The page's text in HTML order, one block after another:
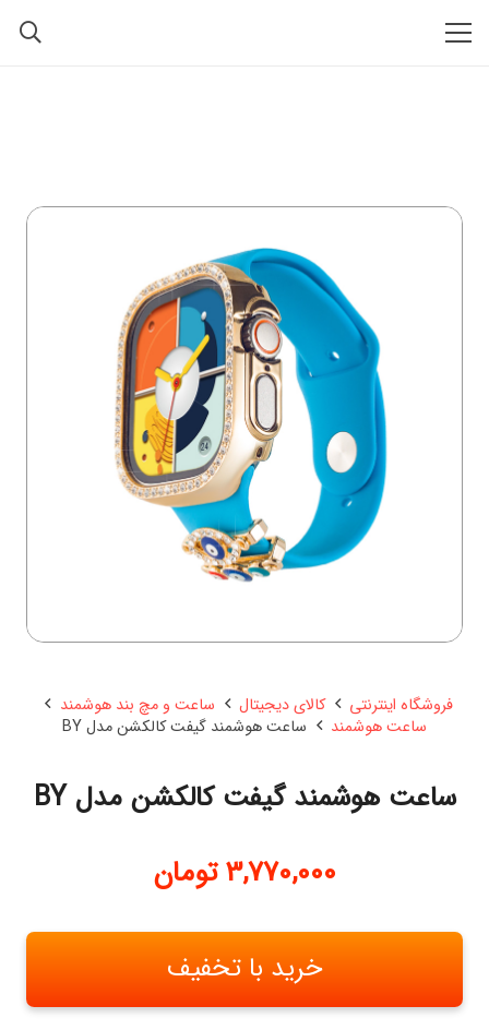
فروشگاه اینترنتی کالای دیجیتال
ساعت و مچ بند هوشمند
ساعت هوشمند
ساعت هوشمند گیفت کالکشن مدل BY
ساعت هوشمند گیفت کالکشن مدل BY
3,770,000 تومان
خرید با تخفیف